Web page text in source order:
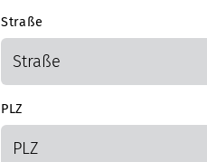
Straße
PLZ